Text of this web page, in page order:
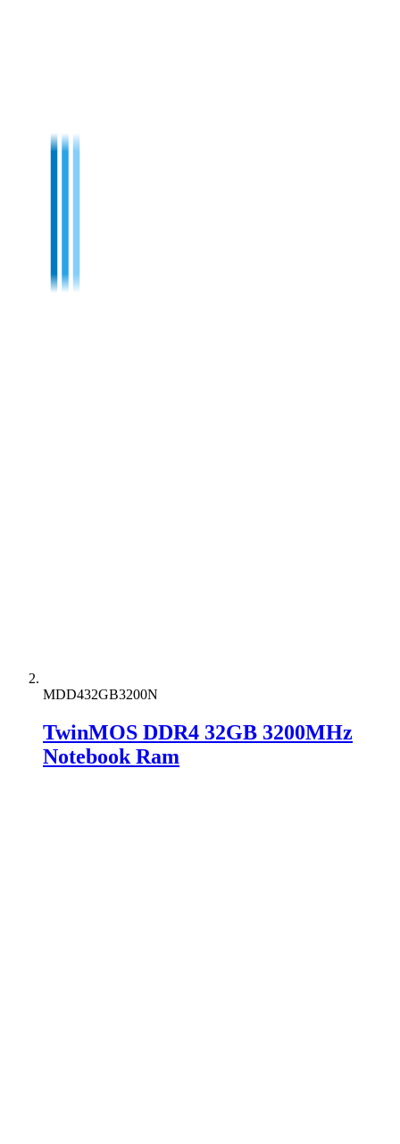
MDD432GB3200N
TwinMOS DDR4 32GB 3200MHz
Notebook Ram